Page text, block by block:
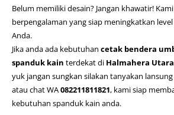
Belum memiliki desain? Jangan khawatir!
berpengalaman yang siap meningkatkan
Anda.
Jika anda ada kebutuhan cetak bendera
spanduk kain terdekat di Halmahera
yuk jangan sungkan silakan tanyakan
atau chat WA082211811821, kami siap
kebutuhan spanduk kain anda.